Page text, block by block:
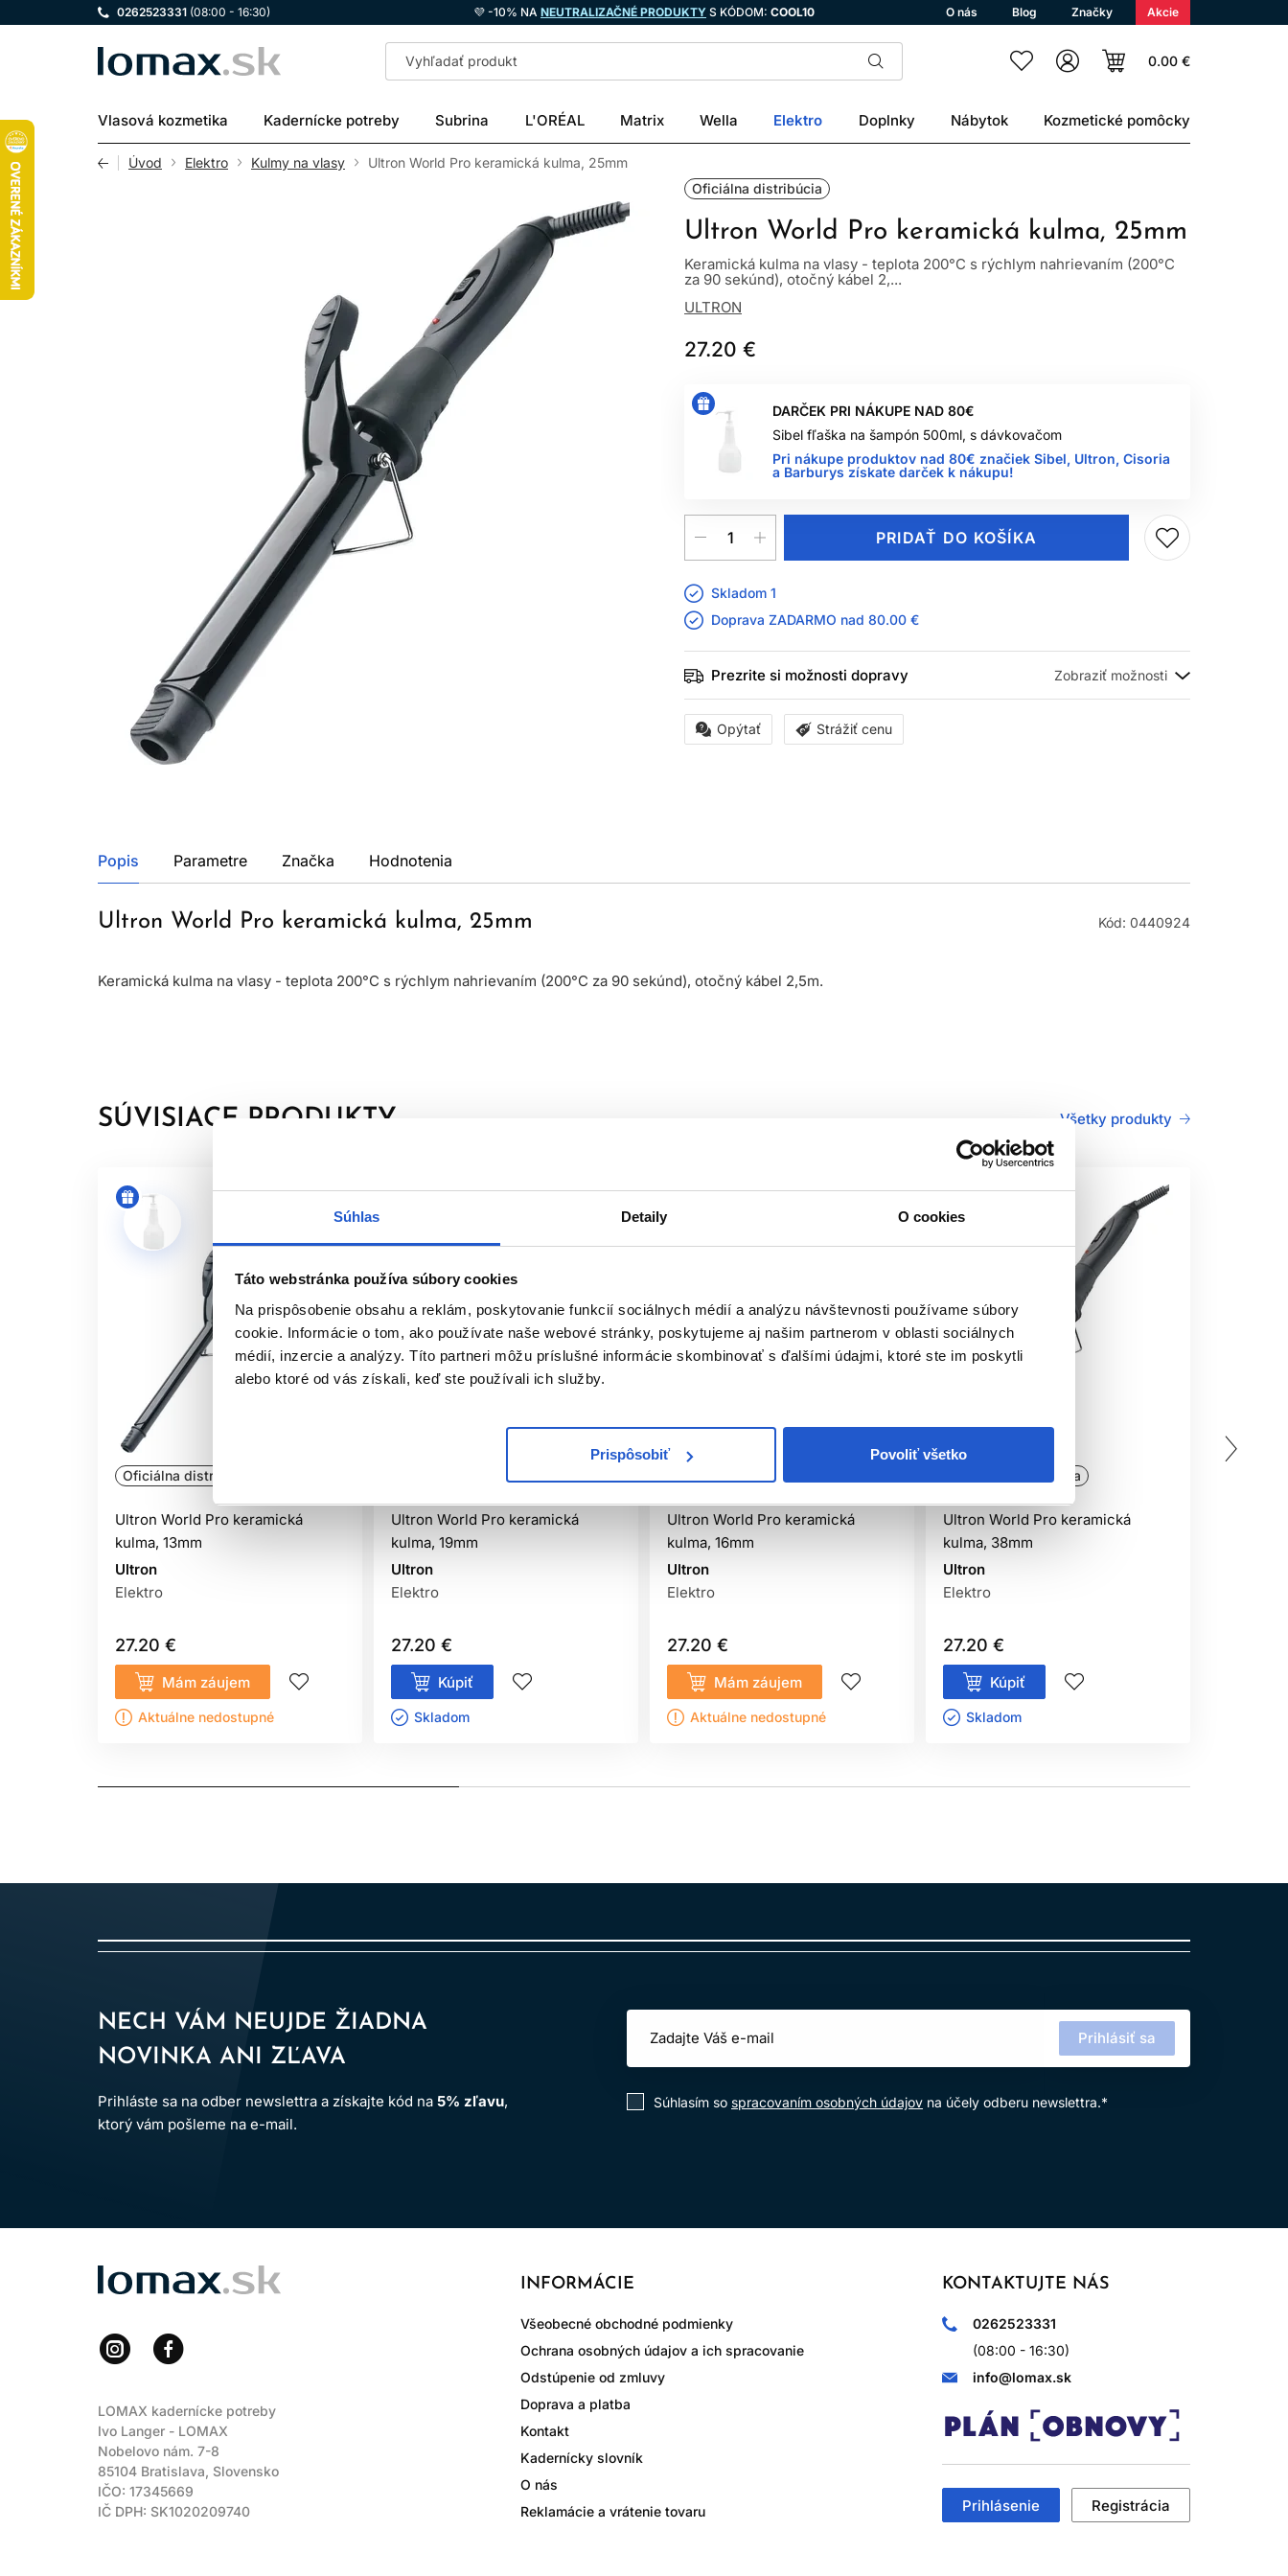
Súhlas Detaily O cookies
Táto webstránka používa súbory cookies
Na prispôsobenie obsahu a reklám, poskytovanie funkcií sociálnych médií a analýzu návštevnosti používame súbory
cookie. Informácie o tom, ako používate naše webové stránky, poskytujeme aj našim partnerom v oblasti sociálnych
médií, inzercie a analýzy. Títo partneri môžu príslušné informácie skombinovať s ďalšími údajmi, ktoré ste im poskytli
alebo ktoré od vás získali, keď ste používali ich služby.
Prispôsobiť Povoliť všetko
0262523331 (08:00 - 16:30) 💜 -10% NA NEUTRALIZAČNÉ PRODUKTY S KÓDOM: COOL10 O nás Blog Značky Akcie
LOMAX 0.00 €
Vlasová kozmetika Kadernícke potreby Subrina L'ORÉAL Matrix Wella Elektro Doplnky Nábytok Kozmetické pomôcky
Úvod Elektro Kulmy na vlasy
Ultron World Pro keramická kulma, 25mm
Oficiálna distribúcia
Ultron World Pro keramická kulma, 25mm
Keramická kulma na vlasy - teplota 200°C s rýchlym nahrievaním (200°C
za 90 sekúnd), otočný kábel 2,...
ULTRON
27.20 €
DARČEK PRI NÁKUPE NAD 80€
Sibel fľaška na šampón 500ml, s dávkovačom
Pri nákupe produktov nad 80€ značiek Sibel, Ultron, Cisoria
a Barburys získate darček k nákupu!
PRIDAŤ DO KOŠÍKA
Skladom 1
Doprava ZADARMO nad 80.00 €
Prezrite si možnosti dopravy
Opýtať Strážiť cenu
Popis Parametre Značka Hodnotenia
Ultron World Pro keramická kulma, 25mm Kód: 0440924
Keramická kulma na vlasy - teplota 200°C s rýchlym nahrievaním (200°C za 90 sekúnd), otočný kábel 2,5m.
SÚVISIACE PRODUKTY Všetky produkty
Oficiálna distribúcia
Ultron World Pro keramická
kulma, 13mm
Ultron
Elektro
27.20 €
Mám záujem
Aktuálne nedostupné
Ultron World Pro keramická
kulma, 19mm
Ultron
Elektro
27.20 €
Kúpiť
Skladom ㅤ
Ultron World Pro keramická
kulma, 16mm
Ultron
Elektro
27.20 €
Mám záujem
Aktuálne nedostupné
Oficiálna distribúcia
Ultron World Pro keramická
kulma, 38mm
Ultron
Elektro
27.20 €
Kúpiť
Skladom ㅤ
Doprava
NECH VÁM NEUJDE ŽIADNA
NOVINKA ANI ZĽAVA
Prihláste sa na odber newslettra a získajte kód na 5% zľavu,
ktorý vám pošleme na e-mail.
Prihlásiť sa
Súhlasím so spracovaním osobných údajov na účely odberu newslettra.*
LOMAX
LOMAX kadernícke potreby
Ivo Langer - LOMAX
Nobelovo nám. 7-8
85104 Bratislava, Slovensko
IČO: 17345669
IČ DPH: SK1020209740
KONTAKTUJTE NÁS
0262523331
(08:00 - 16:30)
info@lomax.sk
Prihlásenie Registrácia
INFORMÁCIE
Všeobecné obchodné podmienky
Ochrana osobných údajov a ich spracovanie
Odstúpenie od zmluvy
Doprava a platba
Kontakt
Kadernícky slovník
O nás
Reklamácie a vrátenie tovaru